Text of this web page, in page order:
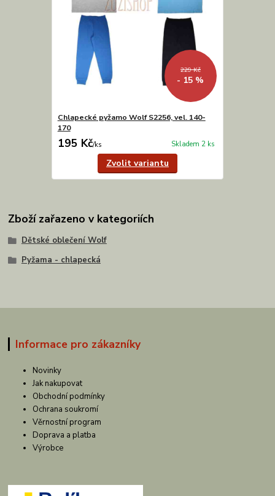
229 Kč
- 15 %
Chlapecké pyžamo Wolf S2256, vel. 140-
170
195 Kč/ks Skladem 2 ks
Zvolit variantu
Zboží zařazeno v kategoriích
Dětské oblečení Wolf
Pyžama - chlapecká
Informace pro zákazníky
Novinky
Jak nakupovat
Obchodní podmínky
Ochrana soukromí
Věrnostní program
Doprava a platba
Výrobce